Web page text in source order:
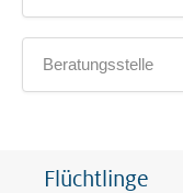
Beratungsstelle
Flüchtlinge